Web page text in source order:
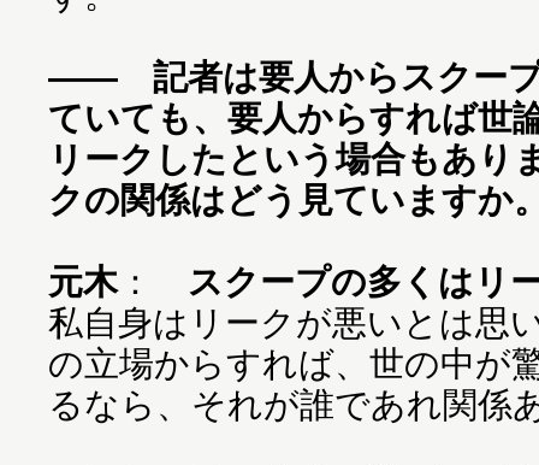
―― 記者は要人からスクープ
ていても、要人からすれば世
リークしたという場合もあり
クの関係はどう見ていますか
元木： スクープの多くはリ
私自身はリークが悪いとは思
の立場からすれば、世の中が
るなら、それが誰であれ関係